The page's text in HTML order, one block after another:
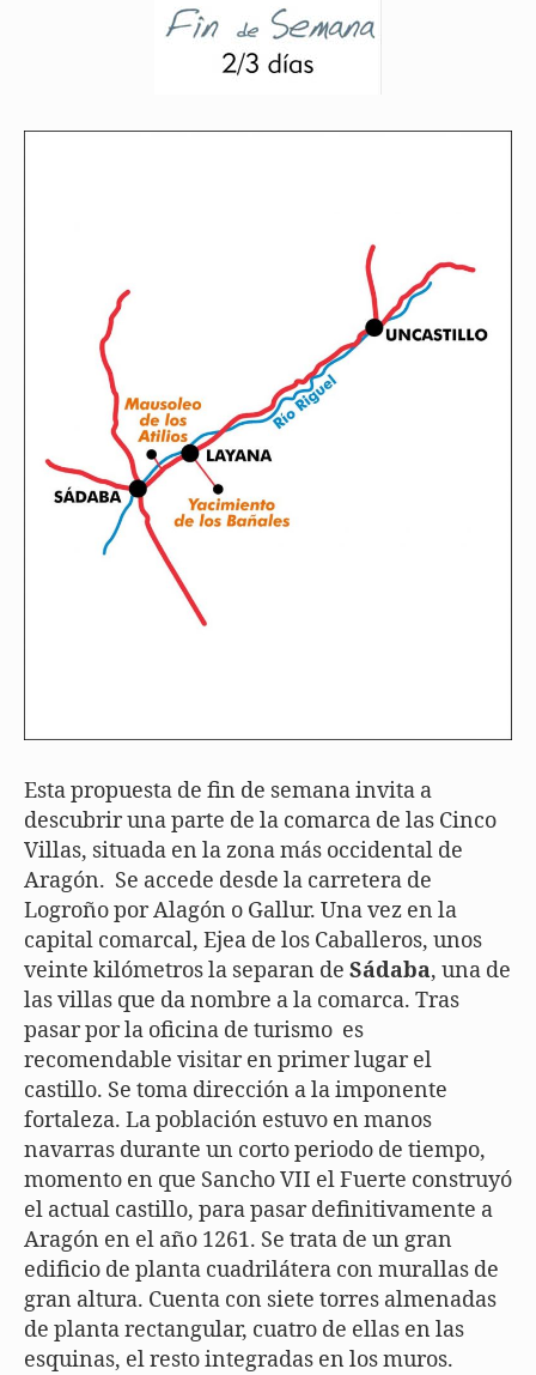
Esta propuesta de fin de semana invita a
descubrir una parte de la comarca de las Cinco
Villas, situada en la zona más occidental de
Aragón. Se accede desde la carretera de
Logroño por Alagón o Gallur. Una vez en la
capital comarcal, Ejea de los Caballeros, unos
veinte kilómetros la separan de Sádaba, una de
las villas que da nombre a la comarca. Tras
pasar por la oficina de turismo es
recomendable visitar en primer lugar el
castillo. Se toma dirección a la imponente
fortaleza. La población estuvo en manos
navarras durante un corto periodo de tiempo,
momento en que Sancho VII el Fuerte construyó
el actual castillo, para pasar definitivamente a
Aragón en el año 1261. Se trata de un gran
edificio de planta cuadrilátera con murallas de
gran altura. Cuenta con siete torres almenadas
de planta rectangular, cuatro de ellas en las
esquinas, el resto integradas en los muros.